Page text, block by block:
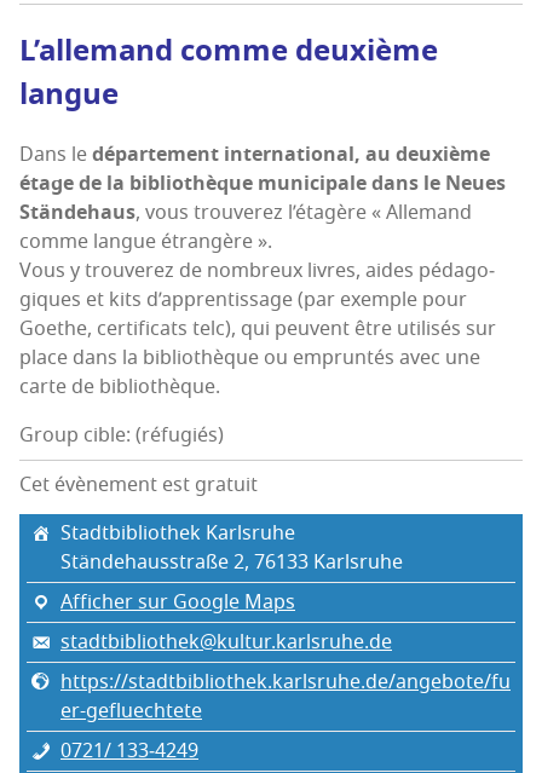
L’al­le­mand comme deuxième
langue
Dans ledépar­te­ment inter­na­tio­nal, au deuxième
étage de la biblio­thèque muni­ci­pale dans le Neues
Stän­de­haus, vous trou­ve­rez l’é­ta­gère « Alle­mand
comme langue étrangère ».
Vous y trou­ve­rez de nom­breux livres, aides péda­go­
giques et kits d’ap­pren­tis­sage (par exemple pour
Goethe, cer­ti­fi­cats telc), qui peuvent être uti­li­sés sur
place dans la biblio­thèque ou emprun­tés avec une
carte de bibliothèque.
Group cible: (réfugiés)
Cet évènement est gratuit
Stadt­bi­blio­thek Karlsruhe
Stän­de­hauss­traße 2, 76133 Karls­ruhe
Afficher sur Google Maps
stadtbibliothek@kultur.karlsruhe.de
https://stadtbibliothek.karlsruhe.de/angebote/fu
er-gefluechtete
0721/ 133‑4249